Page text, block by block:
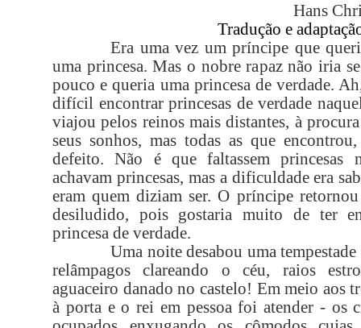
Hans
Tradução e
Era uma vez um príncipe que
uma princesa. Mas o nobre rapaz não iria
pouco e queria uma princesa de verdade.
difícil encontrar princesas de verdade
viajou pelos reinos mais distantes, à
seus sonhos, mas todas as que
defeito. Não é que faltassem princesas
achavam princesas, mas a dificuldade era
eram quem diziam ser. O príncipe
desiludido, pois gostaria muito de ter
princesa de verdade.
Uma noite desabou uma
relâmpagos clareando o céu, raios
aguaceiro danado no castelo! Em meio aos
à porta e o rei em pessoa foi atender - os